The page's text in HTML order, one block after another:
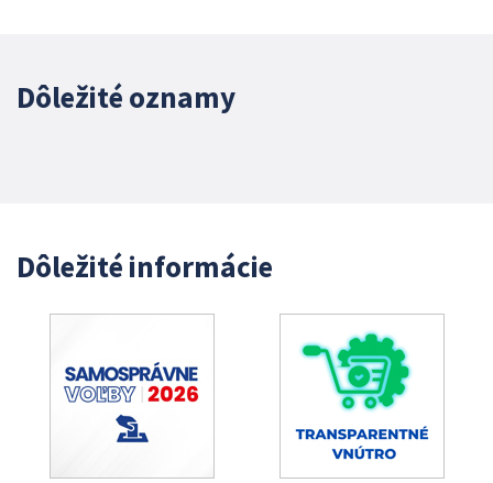
Dôležité oznamy
Dôležité informácie